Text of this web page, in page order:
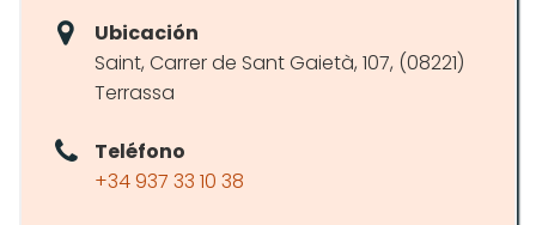
Ubicación
Saint, Carrer de Sant Gaietà, 107, (08221)
Terrassa
Teléfono
+34 937 33 10 38